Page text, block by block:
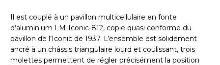
Il est couplé à un pavillon multicellulaire en fonte
d’aluminium LM-Iconic-812, copie quasi conforme du
pavillon de l’Iconic de 1937. L’ensemble est solidement
ancré à un châssis triangulaire lourd et coulissant, trois
molettes permettent de régler précisément la position